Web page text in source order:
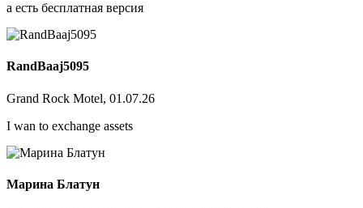
а есть бесплатная версия
RandBaaj5095
Grand Rock Motel, 01.07.26
I wan to exchange assets
Марина Блатун